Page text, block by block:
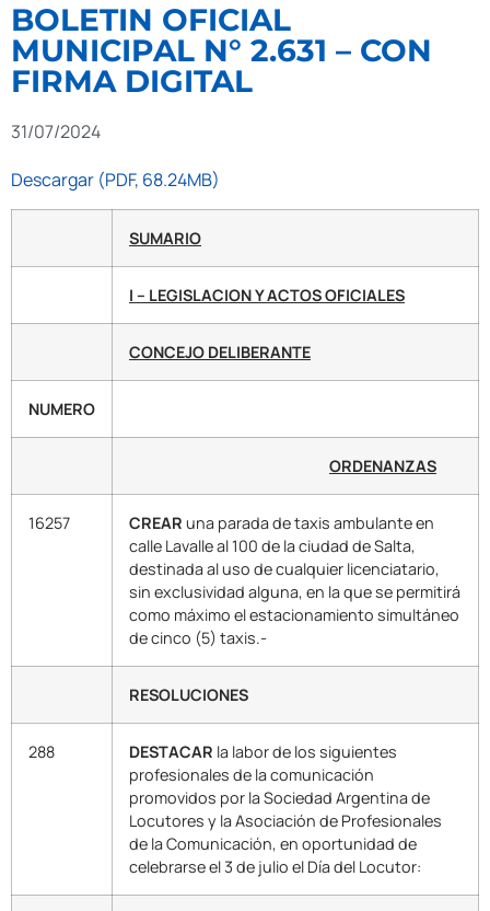
BOLETIN OFICIAL
MUNICIPAL N° 2.631 – CON
FIRMA DIGITAL
31/07/2024
Descargar (PDF, 68.24MB)
SUMARIO
I – LEGISLACION Y ACTOS OFICIALES
CONCEJO DELIBERANTE
NUMERO
ORDENANZAS
16257 CREAR una parada de taxis ambulante en
calle Lavalle al 100 de la ciudad de Salta,
destinada al uso de cualquier licenciatario,
sin exclusividad alguna, en la que se permitirá
como máximo el estacionamiento simultáneo
de cinco (5) taxis.-
RESOLUCIONES
288 DESTACAR la labor de los siguientes
profesionales de la comunicación
promovidos por la Sociedad Argentina de
Locutores y la Asociación de Profesionales
de la Comunicación, en oportunidad de
celebrarse el 3 de julio el Día del Locutor: